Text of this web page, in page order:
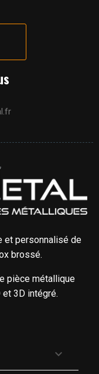
et personnalisé de
brossé.
pièce métallique
3D intégré.
